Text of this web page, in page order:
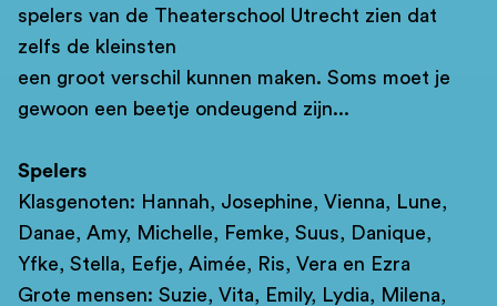
spelers van de Theaterschool Utrecht zien dat
zelfs de kleinsten
een groot verschil kunnen maken. Soms moet je
gewoon een beetje ondeugend zijn...
Spelers
Klasgenoten: Hannah, Josephine, Vienna, Lune,
Danae, Amy, Michelle, Femke, Suus, Danique,
Yfke, Stella, Eefje, Aimée, Ris, Vera en Ezra
Grote mensen: Suzie, Vita, Emily, Lydia, Milena,